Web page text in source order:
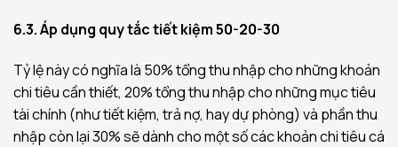
6.3. Áp dụng quy tắc tiết kiệm 50-20-30
Tỷ lệ này có nghĩa là 50% tổng thu nhập cho những khoản
chi tiêu cần thiết, 20% tổng thu nhập cho những mục tiêu
tài chính (như tiết kiệm, trả nợ, hay dự phòng) và phần thu
nhập còn lại 30% sẽ dành cho một số các khoản chi tiêu cá